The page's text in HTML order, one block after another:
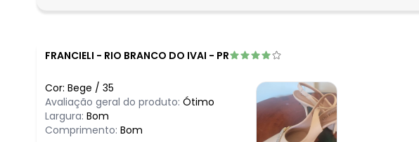
FRANCIELI - RIO BRANCO DO IVAI - PR
Cor: Bege / 35
Avaliação geral do produto: Ótimo
Largura: Bom
Comprimento: Bom